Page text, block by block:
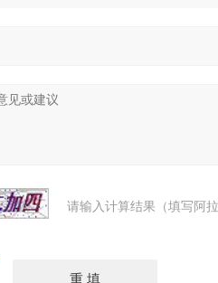
请输入计算结果（填写阿